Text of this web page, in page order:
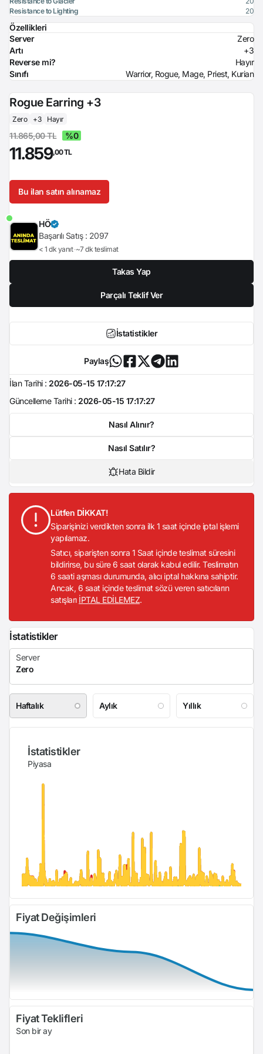
Resistance to Lighting
20
Özellikleri
Server
Zero
Artı
+3
Reverse mi?
Hayır
Sınıfı
Warrior, Rogue, Mage, Priest, Kurian
Rogue Earring +3
Zero +3 Hayır
11.865,00 TL %0
11.859,00 TL
Bu ilan satın alınamaz
HÖ
Başarılı Satış : 2097
< 1 dk yanıt ~7 dk teslimat
Takas Yap
Parçalı Teklif Ver
İstatistikler
Paylaş
İlan Tarihi : 2026-05-15 17:17:27
Güncelleme Tarihi : 2026-05-15 17:17:27
Nasıl Alınır?
Nasıl Satılır?
Hata Bildir
Lütfen DİKKAT!
Siparişinizi verdikten sonra ilk 1 saat içinde iptal işlemi
yapılamaz.
Satıcı, siparişten sonra 1 Saat içinde teslimat süresini
bildirirse, bu süre 6 saat olarak kabul edilir. Teslimatın
6 saati aşması durumunda, alıcı iptal hakkına sahiptir.
Ancak, 6 saat içinde teslimat sözü veren satıcıların
satışları İPTAL EDİLEMEZ.
İstatistikler
Haftalık Aylık Yıllık
İstatistikler
Piyasa
Fiyat Değişimleri
Fiyat Teklifleri
Son bir ay